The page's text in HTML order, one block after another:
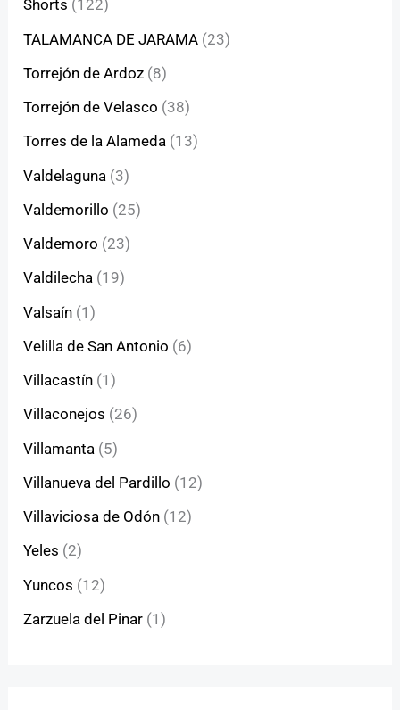
Shorts (122)
TALAMANCA DE JARAMA (23)
Torrejón de Ardoz (8)
Torrejón de Velasco (38)
Torres de la Alameda (13)
Valdelaguna (3)
Valdemorillo (25)
Valdemoro (23)
Valdilecha (19)
Valsaín (1)
Velilla de San Antonio (6)
Villacastín (1)
Villaconejos (26)
Villamanta (5)
Villanueva del Pardillo (12)
Villaviciosa de Odón (12)
Yeles (2)
Yuncos (12)
Zarzuela del Pinar (1)